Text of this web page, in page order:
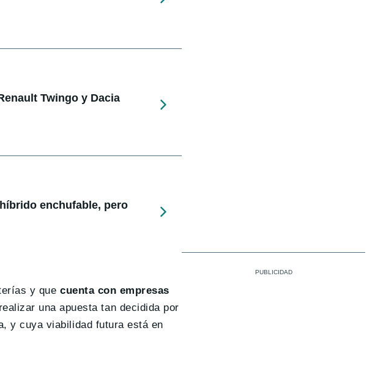
Twingo y Dacia
enchufable, pero
y que cuenta con empresas
una apuesta tan decidida por
y cuya viabilidad futura está en